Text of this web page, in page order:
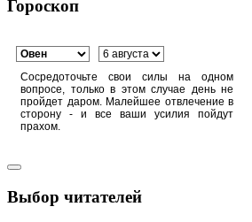
Гороскоп
Сосредоточьте свои силы на одном
вопросе, только в этом случае день не
пройдет даром. Малейшее отвлечение в
сторону - и все ваши усилия пойдут
прахом.
Выбор читателей